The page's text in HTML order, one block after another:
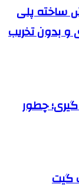
ساخته پلی
و بدون تخریب
گیری؛ چطور
گیت